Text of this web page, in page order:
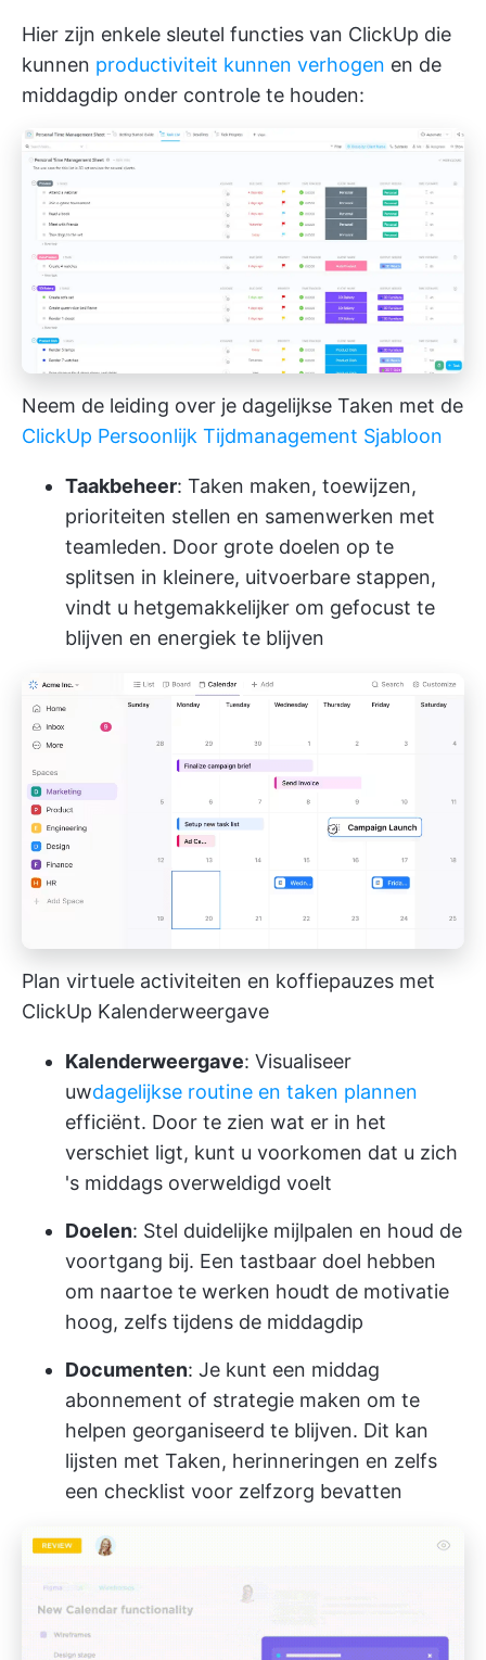
Hier zijn enkele sleutel functies van ClickUp die
kunnen productiviteit kunnen verhogen en de
middagdip onder controle te houden:
Neem de leiding over je dagelijkse Taken met de
ClickUp Persoonlijk Tijdmanagement Sjabloon
Taakbeheer: Taken maken, toewijzen,
prioriteiten stellen en samenwerken met
teamleden. Door grote doelen op te
splitsen in kleinere, uitvoerbare stappen,
vindt u hetgemakkelijker om gefocust te
blijven en energiek te blijven
Plan virtuele activiteiten en koffiepauzes met
ClickUp Kalenderweergave
Kalenderweergave: Visualiseer
uwdagelijkse routine en taken plannen
efficiënt. Door te zien wat er in het
verschiet ligt, kunt u voorkomen dat u zich
's middags overweldigd voelt
Doelen: Stel duidelijke mijlpalen en houd de
voortgang bij. Een tastbaar doel hebben
om naartoe te werken houdt de motivatie
hoog, zelfs tijdens de middagdip
Documenten: Je kunt een middag
abonnement of strategie maken om te
helpen georganiseerd te blijven. Dit kan
lijsten met Taken, herinneringen en zelfs
een checklist voor zelfzorg bevatten